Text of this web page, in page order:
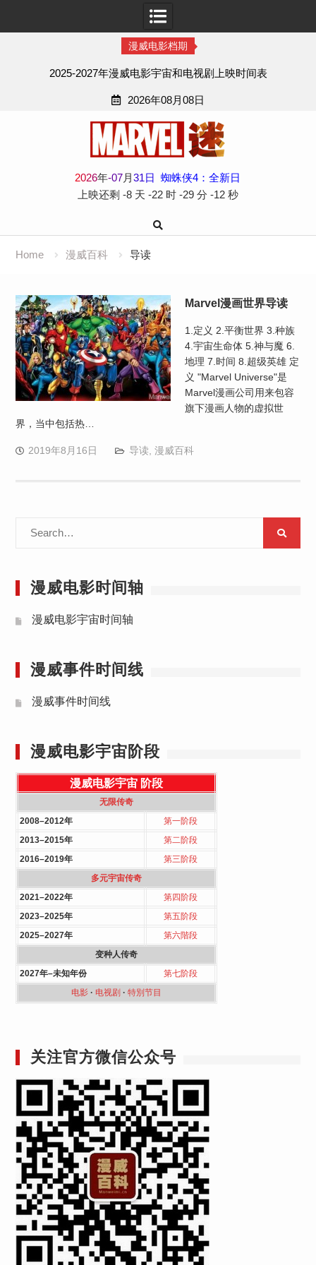
漫威电影档期
2025-2027年漫威电影宇宙和电视剧上映时间表
2026年08月08日
2026年-07月31日
蜘蛛侠4：全新日
上映还剩 -8 天 -22 时 -29 分 -13 秒
Home 漫威百科 导读
Marvel漫画世界导读
1.定义 2.平衡世界 3.种族
4.宇宙生命体 5.神与魔 6.
地理 7.时间 8.超级英雄 定
义 "Marvel Universe"是
Marvel漫画公司用来包容
旗下漫画人物的虚拟世
界，当中包括热…
2019年8月16日 导读 漫威百科
漫威电影时间轴
漫威电影宇宙时间轴
漫威事件时间线
漫威事件时间线
漫威电影宇宙阶段
漫威电影宇宙 阶段
无限传奇
2008–2012年
第一阶段
2013–2015年
第二阶段
2016–2019年
第三阶段
多元宇宙传奇
2021–2022年
第四阶段
2023–2025年
第五阶段
2025–2027年
第六階段
变种人传奇
2027年–未知年份
第七阶段
电影· 电视剧 · 特別节目
关注官方微信公众号